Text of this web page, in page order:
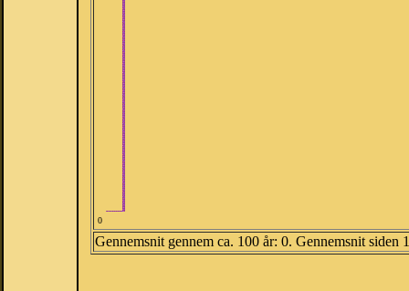
0
Gennemsnit gennem ca. 100 år: 0. Gennemsnit siden